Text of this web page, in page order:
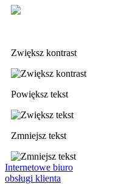
Zwiększ kontrast
Powiększ tekst
Zmniejsz tekst
Internetowe biuro
obsługi klienta